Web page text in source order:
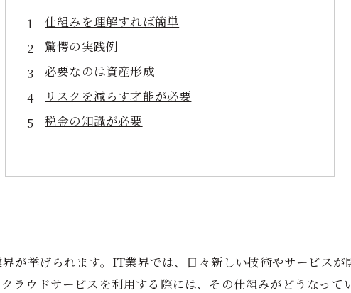
仕組みを理解すれば簡単
驚愕の実践例
必要なのは資産形成
リスクを減らす才能が必要
税金の知識が必要
が挙げられます。IT業界では、日々新しい技術やサービス
ラウドサービスを利用する際には、その仕組みがどうなっ